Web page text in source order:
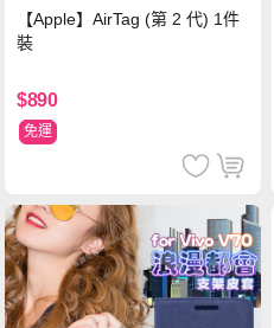
【Apple】AirTag (第 2 代) 1件
裝
$890
免運